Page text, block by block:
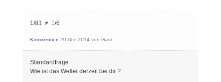
1/81 ≠ 1/6
Kommentiert 20 Dez 2014 von Gast
Standardfrage
Wie ist das Wetter derzeit bei dir ?